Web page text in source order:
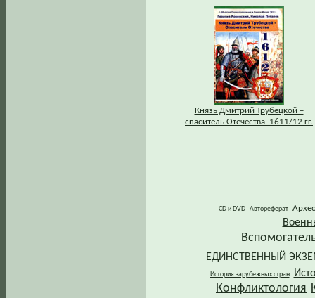
Князь Дмитрий Трубецкой –
спаситель Отечества. 1611/12 гг.
CD и DVD Автореферат
ЕДИНСТВЕННЫЙ
История зарубежных стран
Конфликтология